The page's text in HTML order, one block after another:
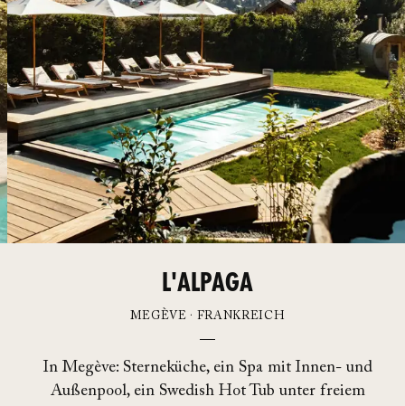
L'ALPAGA
MEGÈVE · FRANKREICH
In Megève: Sterneküche, ein Spa mit Innen- und
Außenpool, ein Swedish Hot Tub unter freiem